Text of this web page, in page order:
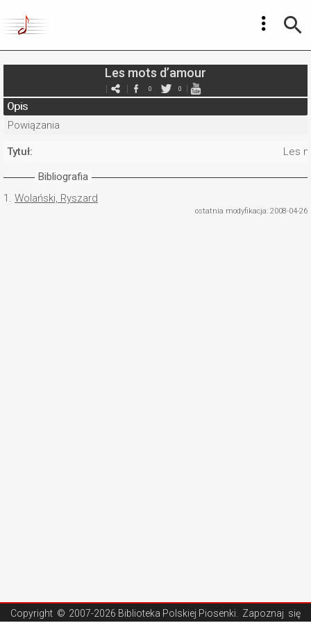
Les mots d’amour
0 0
Opis
Powiązania
Tytuł:
Les
Bibliografia
1. Wolański, Ryszard
ostatnia modyfikacja: 2008-04-26
Copyright © 2007-2026 Biblioteka Polskiej Piosenki . Zapoznaj się